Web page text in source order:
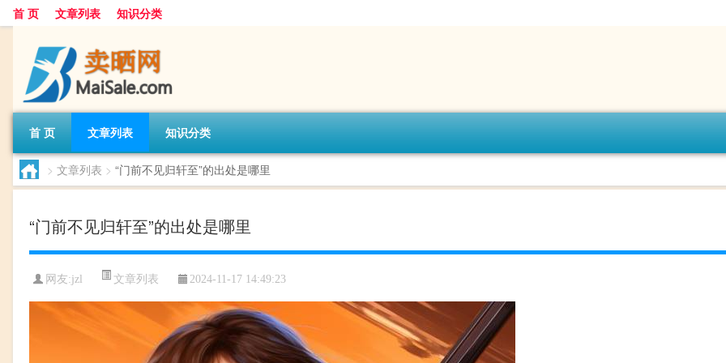
首 页 文章列表 知识分类
首 页 文章列表 知识分类
> 文章列表 > “门前不见归轩至”的出处是哪里
“门前不见归轩至”的出处是哪里
网友:jzl 文章列表 2024-11-17 14:49:23